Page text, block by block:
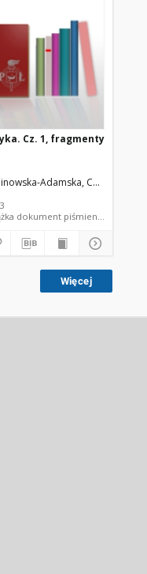
skrypt PŁ
Cz. 1, fragmenty
Adamska, Cecylia.
Więcej